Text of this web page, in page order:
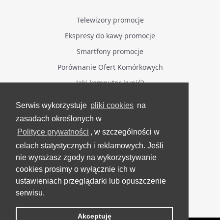
Serwis wykorzystuje pliki cookies na
zasadach określonych w
Polityce prywatności , w szczególności w
celach statystycznych i reklamowych. Jeśli
nie wyrażasz zgody na wykorzystywanie
cookies prosimy o wyłącznie ich w
ustawieniach przeglądarki lub opuszczenie
serwisu.
Akceptuję
Telewizory promocje
Ekspresy do kawy promocje
Smartfony promocje
Porównanie Ofert Komórkowych
Jaki komputer kupić?
BĄDŹ NA BIEŻĄCO
Facebook
Grupa Testerzy Videotestów
YouTube
Twitter